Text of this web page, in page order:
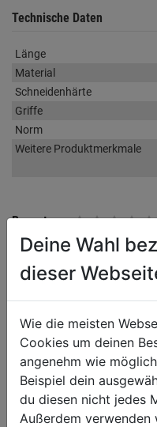
Technische Daten
Länge
Material
Schneidenhärte
Griffe
Norm
Weitere Produktmerkmale
Bewertung
WEITERE
KATEGORIE
Deine Wahl
dieser
Wie die meisten
Cookies um deinen
angenehm wie
Beispiel dein
du diesen nicht jedes
Außerdem